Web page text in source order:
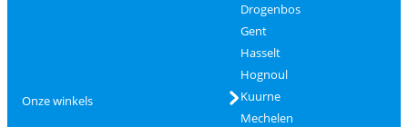
Onze winkels
Drogenbos
Gent
Hasselt
Hognoul
Kuurne
Mechelen